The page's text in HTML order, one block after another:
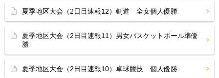
夏季地区大会（2日目速報12）剣道 全女個人優勝
夏季地区大会（2日目速報11）男女バスケットボール準優
勝
夏季地区大会（2日目速報10）卓球競技 個人優勝